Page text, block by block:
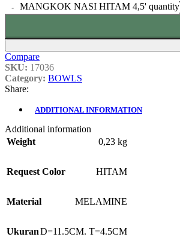
Laundry
Gardening
Storage Baskets
Doormats
Hand Tools
Electrical Items
MANGKOK NASI HITAM 4,5' quantity
Compare
SKU: 17036
Category: BOWLS
Share:
ADDITIONAL INFORMATION
Additional information
Weight
0,23 kg
Request Color HITAM
Material MELAMINE
UkuranD=11.5CM. T=4.5CM